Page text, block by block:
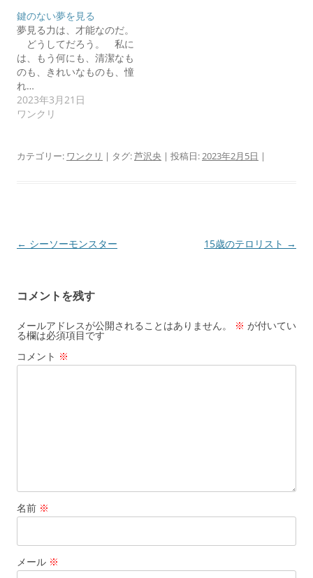
鍵のない夢を見る
夢見る力は、才能なのだ。
どうしてだろう。 私に
は、もう何にも、清潔なも
のも、きれいなものも、憧
れ…
2023年3月21日
ワンクリ
カテゴリー: ワンクリ | タグ:芦沢央 | 投稿日:2023年2月5日 |
投
ビ
ゲ
ー
シ
← シーソーモンスター 15歳のテロリスト →
コメントを残す
メールアドレスが公開されることはありません。 ※ が付いてい
る欄は必須項目です
コメント ※
名前 ※
メール ※